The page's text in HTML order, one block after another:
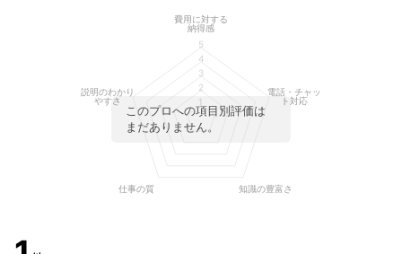
このプロへの項目別評価は
まだありません。
費用に対する
納得感
電話・チャッ
ト対応
知識の豊富さ
仕事の質
説明のわかり
やすさ
1
2
3
4
5